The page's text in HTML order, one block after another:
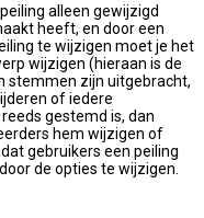
alleen gewijzigd
heeft, en door een
te wijzigen moet je het
wijzigen (hieraan is de
stemmen zijn uitgebracht,
of iedere
gestemd is, dan
hem wijzigen of
gebruikers een peiling
de opties te wijzigen.